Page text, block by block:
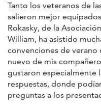
Tanto los veteranos de
salieron mejor
Rokasky, de la
William, ha asistido
convenciones de
nuevo de mis
gustaron especialmente
respuestas, donde
preguntas a los